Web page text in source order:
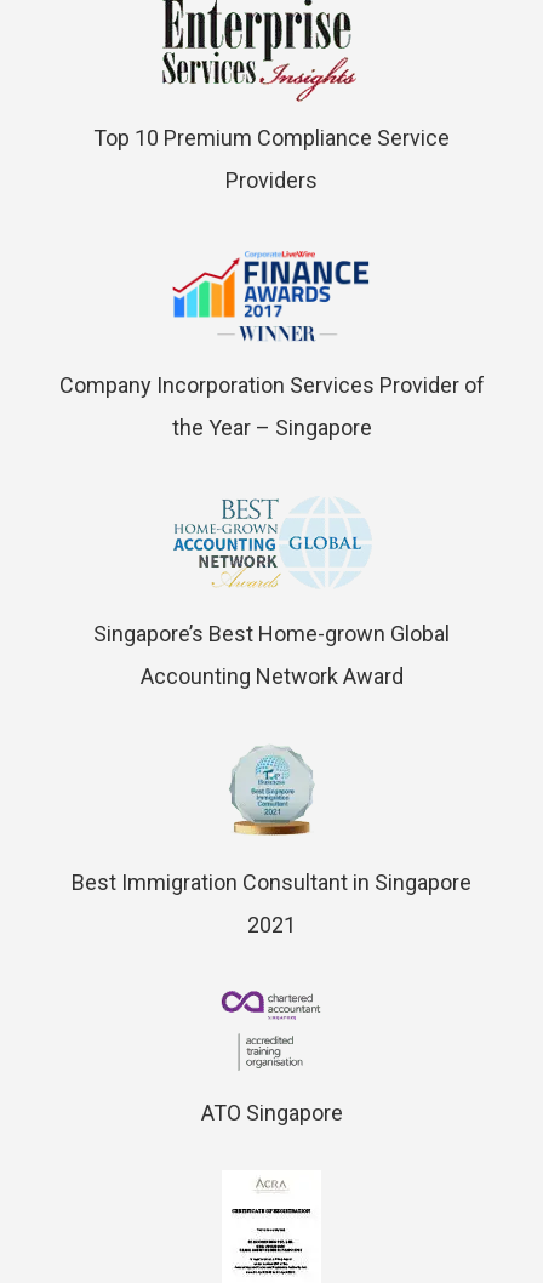
Top 10 Premium Compliance Service
Providers
Company Incorporation Services Provider of
the Year – Singapore
Singapore’s Best Home-grown Global
Accounting Network Award
Best Immigration Consultant in Singapore
2021
ATO Singapore